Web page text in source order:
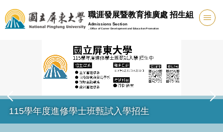
跳
到
主
職涯發展暨教育推廣處 招生組
Admissions Section
, Office of Career Development and Education Promotion
115學年度進修學士班甄試入學招生